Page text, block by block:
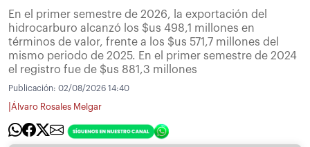
En el primer semestre de 2026, la exportación del
hidrocarburo alcanzó los $us 498,1 millones en
términos de valor, frente a los $us 571,7 millones del
mismo periodo de 2025. En el primer semestre de 2024
el registro fue de $us 881,3 millones
Publicación: 02/08/2026 14:40
Álvaro Rosales Melgar